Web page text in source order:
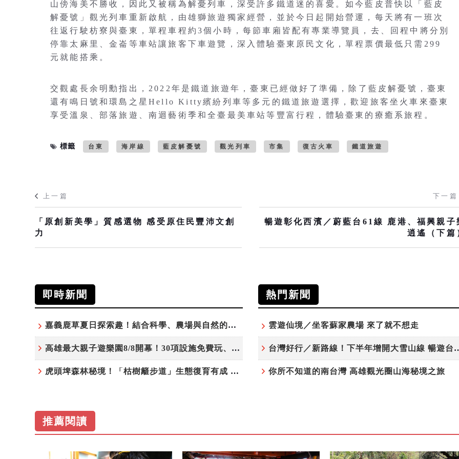
山傍海美不勝收，因此又被稱為解憂列車，深受許多鐵道迷的喜愛。如今藍皮普快以「藍皮
解憂號」觀光列車重新啟航，由雄獅旅遊獨家經營，並於今日起開始營運，每天將有一班次
往返行駛枋寮與臺東，單程車程約3個小時，每節車廂皆配有專業導覽員，去、回程中將分別
停靠太麻里、金崙等車站讓旅客下車遊覽，深入體驗臺東原民文化，單程票價最低只需299
元就能搭乘。
交觀處長余明勳指出，2022年是鐵道旅遊年，臺東已經做好了準備，除了藍皮解憂號，臺東
還有鳴日號和環島之星Hello Kitty繽紛列車等多元的鐵道旅遊選擇，歡迎旅客坐火車來臺東
享受溫泉、部落旅遊、南迴藝術季和全臺最美車站等豐富行程，體驗臺東的療癒系旅程。
標籤 台東 海岸線 藍皮解憂號 觀光列車 市集 復古火車 鐵道旅遊
上一篇
「原創新美學」質感選物 感受原住民豐沛文創
力
下一篇
暢遊彰化西濱／蔚藍台61線 鹿港、福興親子
逍遙（下篇
即時新聞
嘉義鹿草夏日探索趣！結合科學、農場與自然的親子小旅行
高雄最大親子遊樂園8/8開幕！30項設施免費玩、YOYO家族嗨翻暑假
虎頭埤森林秘境！「枯樹籬步道」生態復育有成 走進大自然生命教室
熱門新聞
雲遊仙境／坐客蘇家農場 來了就不想走
台灣好行／新路線！下
你所不知道的南台灣 高雄觀光圈山海秘境之旅
推薦閱讀